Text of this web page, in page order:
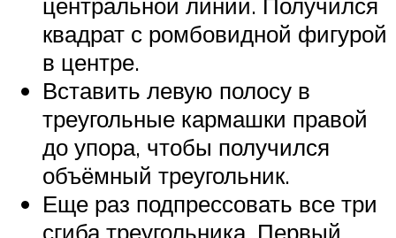
квадрат с ромбовидной фигурой
в центре.
Вставить левую полосу в
треугольные кармашки правой
до упора, чтобы получился
объёмный треугольник.
Еще раз подпрессовать все три
сгиба треугольника. Первый